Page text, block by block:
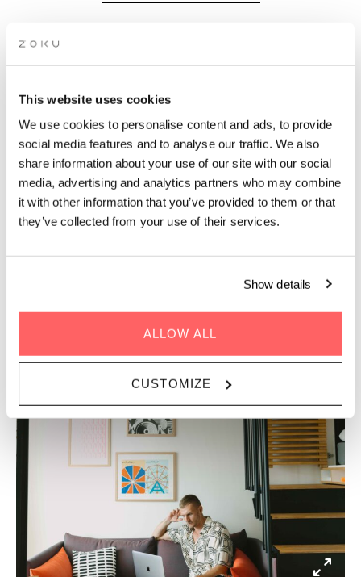
This website uses cookies
We use cookies to personalise content and ads, to provide
social media features and to analyse our traffic. We also
share information about your use of our site with our social
media, advertising and analytics partners who may combine
it with other information that you’ve provided to them or that
they’ve collected from your use of their services.
Show details
ALLOW ALL
CUSTOMIZE
De Zoku Lofts zijn gemaakt om te wonen, werken en samen te
zijn, met een comfortabel kingsize bed, een volledig uitgeruste
dagen of een paar maanden blijft, bij ons zit je goed.
WAAROM ZOKU?
wonen, werken en spelen.